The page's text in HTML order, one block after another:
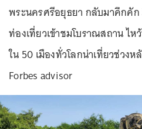
พระนครศรีอยุธยา กลับมาคึกคั
ท่องเที่ยวเข้าชมโบราณสถาน ไห
ใน 50 เมืองทั่วโลกน่าเที่ยวช่วง
Forbes advisor